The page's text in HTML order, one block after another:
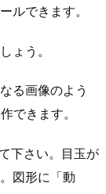
ルできます。
ょう。
る画像のよう
できます。
下さい。目玉が
図形に「動